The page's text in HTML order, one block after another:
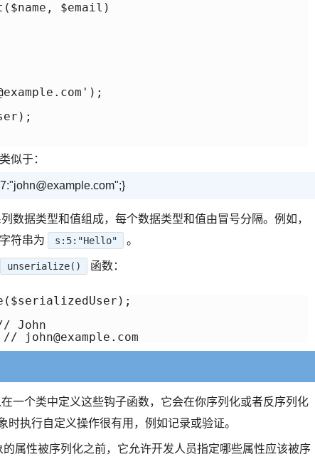
$email)
似于：
数据类型和值组成，每个数据类型和值由冒号分隔。例如，
符串为 s:5:"Hello" 。
unserialize() 函数：
John
一个类中定义这些钩子函数，它会在你序列化或者反序列化
执行自定义操作很有用，例如记录或验证。
属性被序列化之前，它允许开发人员指定哪些属性应该被序